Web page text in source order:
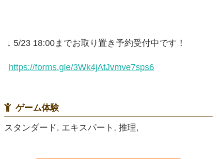
↓ 5/23 18:00までお取り置き予約受付中です！
https://forms.gle/3Wk4jAtJvmve7sps6
ゲーム体験
スタンダード, エキスパート, 推理,